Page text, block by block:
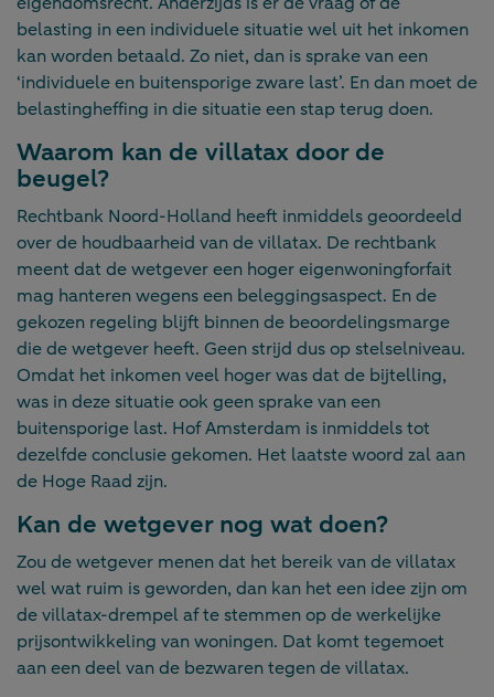
belasting in een individuele situatie wel uit het inkomen
kan worden betaald. Zo niet, dan is sprake van een
‘individuele en buitensporige zware last’. En dan moet de
belastingheffing in die situatie een stap terug doen.
Waarom kan de villatax door de
beugel?
Rechtbank Noord-Holland heeft inmiddels geoordeeld
over de houdbaarheid van de villatax. De rechtbank
meent dat de wetgever een hoger eigenwoningforfait
mag hanteren wegens een beleggingsaspect. En de
gekozen regeling blijft binnen de beoordelingsmarge
die de wetgever heeft. Geen strijd dus op stelselniveau.
Omdat het inkomen veel hoger was dat de bijtelling,
was in deze situatie ook geen sprake van een
buitensporige last. Hof Amsterdam is inmiddels tot
dezelfde conclusie gekomen. Het laatste woord zal aan
de Hoge Raad zijn.
Kan de wetgever nog wat doen?
Zou de wetgever menen dat het bereik van de villatax
wel wat ruim is geworden, dan kan het een idee zijn om
de villatax-drempel af te stemmen op de werkelijke
prijsontwikkeling van woningen. Dat komt tegemoet
aan een deel van de bezwaren tegen de villatax.